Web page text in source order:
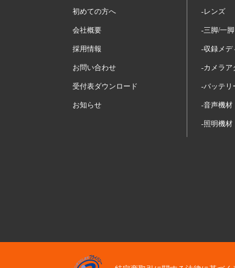
初めての方へ
会社概要
採用情報
お問い合わせ
受付表ダウンロード
お知らせ
-レンズ
-三脚/一脚
-収録メデ
-カメラア
-バッテリ
-音声機材
-照明機材